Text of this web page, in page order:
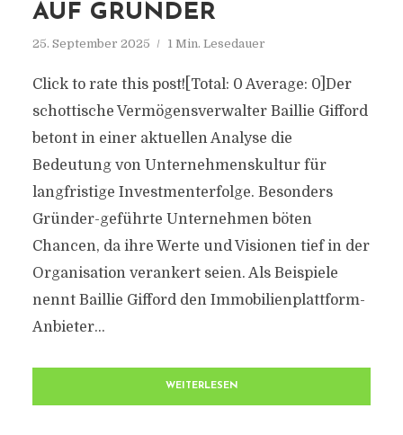
AUF GRÜNDER
25. September 2025 1 Min. Lesedauer
Click to rate this post![Total: 0 Average: 0]Der
schottische Vermögensverwalter Baillie Gifford
betont in einer aktuellen Analyse die
Bedeutung von Unternehmenskultur für
langfristige Investmenterfolge. Besonders
Gründer-geführte Unternehmen böten
Chancen, da ihre Werte und Visionen tief in der
Organisation verankert seien. Als Beispiele
nennt Baillie Gifford den Immobilienplattform-
Anbieter...
WEITERLESEN